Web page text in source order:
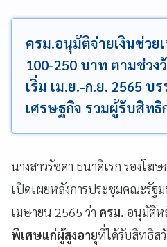
ครม.อนุมัติจ่ายเงินช่วย
100-250 บาท ตามช่วง
เริ่ม เม.ย.-ก.ย. 2565 บ
เศรษฐกิจ รวมผู้รับสิทธิ
นางสาวรัชดา ธนาดิเรก รองโฆ
เปิดเผยหลังการประชุมคณะรัฐ
เมษายน 2565 ว่า ครม. อนุมัติห
พิเศษแก่ผู้สูงอายุที่ได้รับสิทธิส